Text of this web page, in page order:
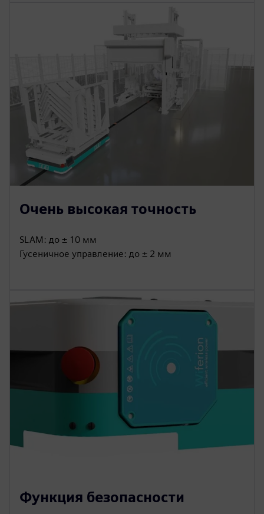
Очень высокая точность
SLAM: до ± 10 мм
Гусеничное управление: до ± 2 мм
Функция безопасности